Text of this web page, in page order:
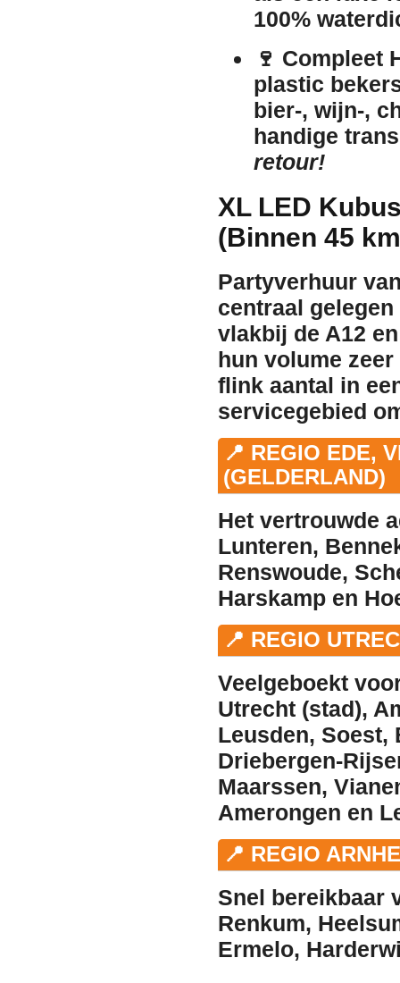
100%
🍷 Compleet
plastic
bier-, wijn-,
handige
retour!
XL LED
(Binnen 45
Partyverhuur
centraal
vlakbij de A12
hun volume
flink aantal in
servicegebied
📍 REGIO EDE,
(GELDERLAND)
Het vertrouwde
Lunteren,
Renswoude,
Harskamp en
📍 REGIO
Veelgeboekt
Utrecht (stad),
Leusden, Soest,
Driebergen-
Maarssen,
Amerongen en
📍 REGIO
Snel bereikbaar
Renkum,
Ermelo,